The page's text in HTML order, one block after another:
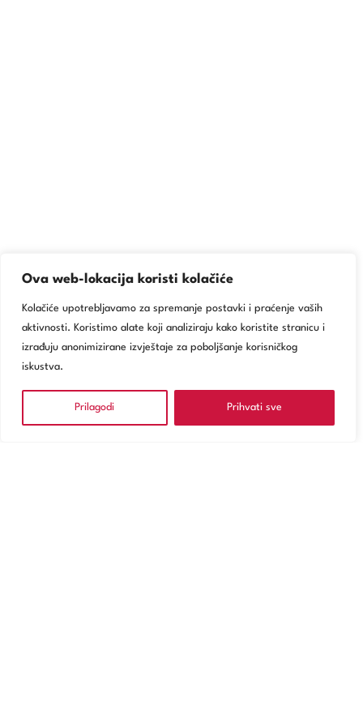
Ova web-lokacija koristi kolačiće
Kolačiće upotrebljavamo za spremanje postavki i praćenje vaših
aktivnosti. Koristimo alate koji analiziraju kako koristite stranicu i
izrađuju anonimizirane izvještaje za poboljšanje korisničkog
iskustva.
Prilagodi Prihvati sve
NARUČITE SE